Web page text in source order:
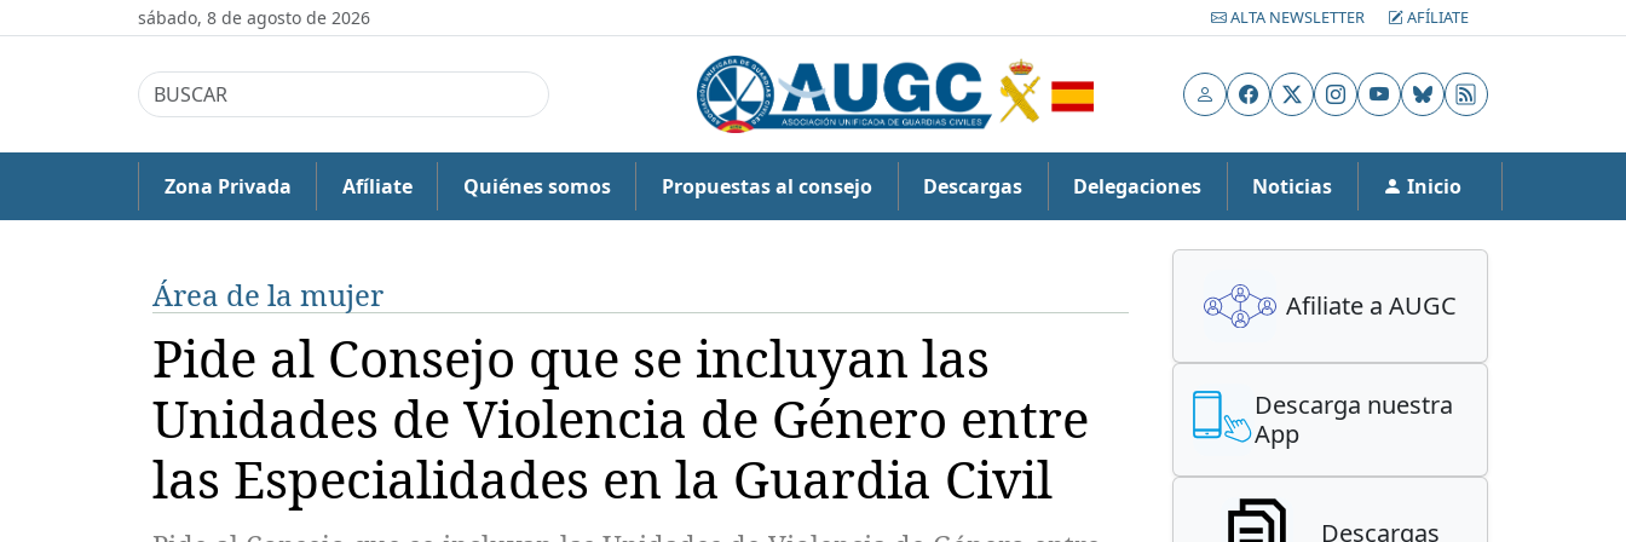
sábado, 8 de agosto de 2026 ALTA NEWSLETTER AFÍLIATE
UsuarioFacebook
X Instagram
YouTubeBluesky
RSS
Zona Privada Afíliate Quiénes somos Propuestas al consejo Descargas Delegaciones Noticias Inicio
Área de la mujer
Pide al Consejo que se incluyan las
Unidades de Violencia de Género entre
las Especialidades en la Guardia Civil
Afiliate a AUGC
Descarga nuestra
App
Descargas